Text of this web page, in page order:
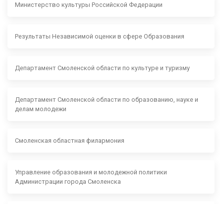
Министерство культуры Российской Федерации
Результаты Независимой оценки в сфере Образования
Департамент Смоленской области по культуре и туризму
Департамент Смоленской области по образованию, науке и
делам молодежи
Смоленская областная филармония
Управление образования и молодежной политики
Администрации города Смоленска